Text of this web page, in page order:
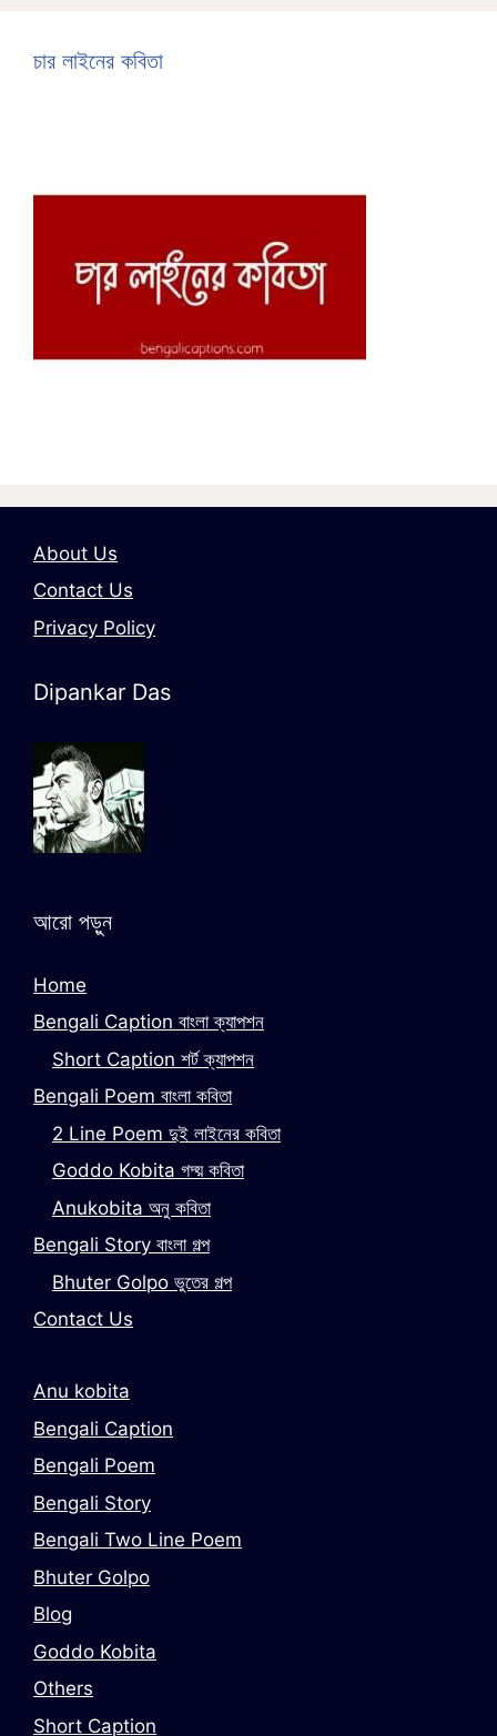
চার লাইনের কবিতা
About Us
Contact Us
Privacy Policy
Dipankar Das
আরো পড়ুন
Home
Bengali Caption বাংলা ক্যাপশন
Short Caption শর্ট ক্যাপশন
Bengali Poem বাংলা কবিতা
2 Line Poem দুই লাইনের কবিতা
Goddo Kobita গদ্য় কবিতা
Anukobita অনু কবিতা
Bengali Story বাংলা গল্প
Bhuter Golpo ভুতের গল্প
Contact Us
Anu kobita
Bengali Caption
Bengali Poem
Bengali Story
Bengali Two Line Poem
Bhuter Golpo
Blog
Goddo Kobita
Others
Short Caption